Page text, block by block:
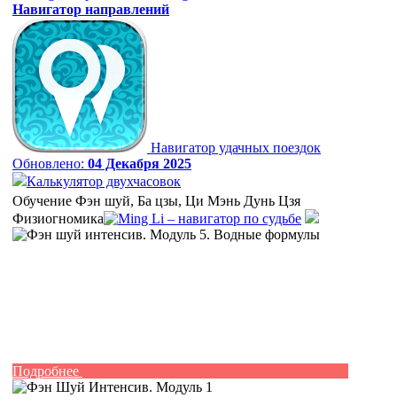
Навигатор направлений
Навигатор удачных поездок
Обновлено: 04 Декабря 2025
Калькулятор двухчасовок
Обучение Фэн шуй, Ба цзы, Ци Мэнь Дунь Цзя
Физиогномика
Подробнее